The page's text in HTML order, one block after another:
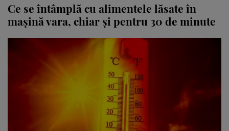
mașină vara, chiar și pentru 30 de minute